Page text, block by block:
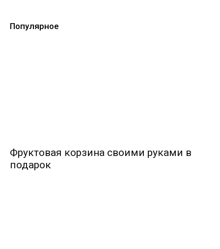
Популярное
Фруктовая корзина своими руками в
подарок